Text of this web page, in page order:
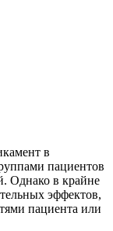
в
пациентов
Однако в крайне
эффектов,
пациента или